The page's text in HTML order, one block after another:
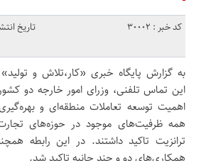
کد خبر : 30002
به گزارش پایگاه خبری «کار،تلاش و
این تماس تلفنی، وزرای امور خارجه دو
اهمیت توسعه تعاملات منطقه‌ای و
همه ظرفیت‌های موجود در حوزه‌های
ترانزیت تاکید داشتند. در این رابطه